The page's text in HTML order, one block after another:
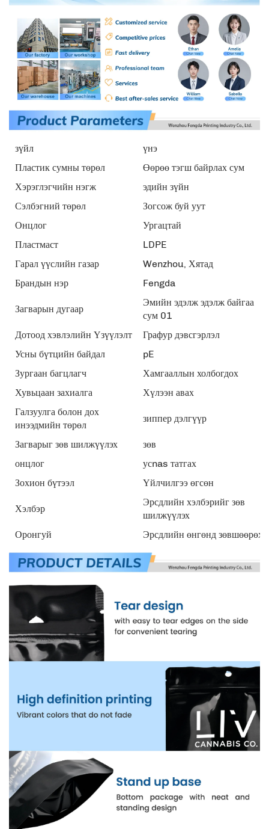
зүйл
үнэ
Пластик сумны төрөл
Өөрөө тэгш байрлах сум
Хэрэглэгчийн нэгж
эдийн зүйн
Сэлбэгний төрөл
Зогсож буй уут
Онцлог
Ургацтай
Пластмаст
LDPE
Гарал үүслийн газар
Wenzhou, Хятад
Брандын нэр
Fengda
Загварын дугаар
Эмийн эдэлж эдэлж байгаа
сум 01
Дотоод хэвлэлийн Үзүүлэлт
Графур дэвсгэрлэл
Усны бүтцийн байдал
pE
Зургаан багцлагч
Хамгааллын холбогдох
Хувьцаан захиалга
Хүлээн авах
Галзуулга болон дох
инээдмийн төрөл
зиппер дэлгүүр
Загварыг зөв шилжүүлэх
зөв
онцлог
усnas татгах
Зохион бүтээл
Үйлчилгээ өгсөн
Хэлбэр
Эрсдлийн хэлбэрийг зөв
шилжүүлэх
Оронгуй
Эрсдлийн өнгөнд зөвшөөрөх